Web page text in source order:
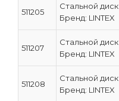
511205
Стальной диск
Бренд: LINTEX
511207
Стальной диск
Бренд: LINTEX
511208
Стальной диск
Бренд: LINTEX